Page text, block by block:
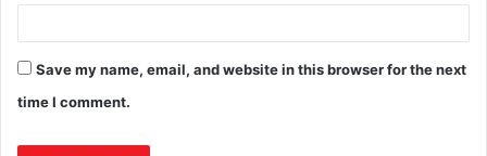
Save my name, email, and website in this browser for the next
time I comment.